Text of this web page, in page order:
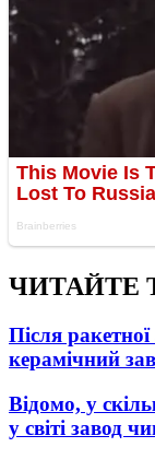
ЧИТАЙТЕ
Після
керамічний
Відомо, у
у світі завод